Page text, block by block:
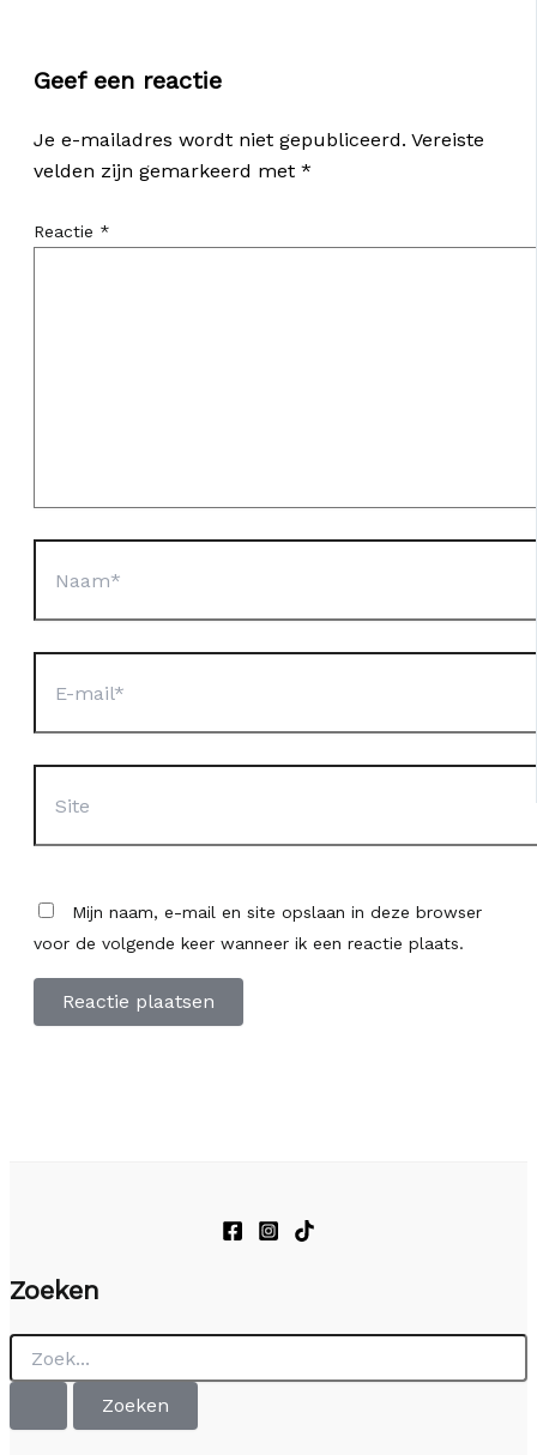
Geef een reactie
Je e-mailadres wordt niet gepubliceerd. Vereiste
velden zijn gemarkeerd met *
Reactie *
mail*
Mijn naam, e-mail en site opslaan in deze browser
voor de volgende keer wanneer ik een reactie plaats.
Zoeken
Zoek
naar: